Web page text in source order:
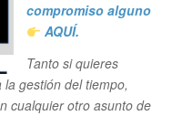
compromiso alguno
AQUÍ.
Tanto si quieres
gestión del tiempo,
cualquier otro asunto de